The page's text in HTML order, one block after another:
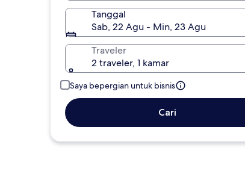
Tanggal
Sab, 22 Agu - Min, 23 Agu
Traveler
2 traveler, 1 kamar
Saya bepergian untuk bisnis
Cari